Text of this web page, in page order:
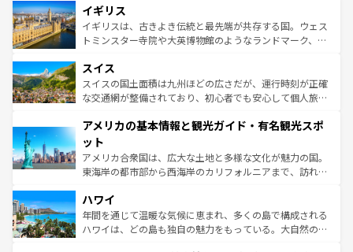
香り高いラベンダー畑など、多彩な楽しみ方が可能だ。さ
らに、パリ以外の地域にも魅力が溢れており、どの街角に
も豊かな歴史と文化が息づいている。パリ以外の個性あふ
を参照してほしい。
顔を持つこの国は、どこを歩いても飽きることがない。ベ
ルリンの文化的活気、バイエルン州のアルプスの絶景、そ
してライン川沿いのワイン畑といった風景は必見。ビール
は、お酒好きな人にはぜひ体験してほしい。 なお、新着の
ドイツ情報はコンテンツ一覧を参照してほしい。
イギリス
イギリスは、古きよき伝統と最先端が共存する国。ウェス
トミンスター寺院や大英博物館のようなランドマーク、歴
リアごとに異なる魅力がある。また、優雅なアフタヌーン
ティー、ビール好きにはたまらない英国パブ、サッカー観
戦など、本場だからこそできる体験も豊富。イギリスを旅
ンツ一覧を参照してほしい。
スイス
スイスの国土面積は九州ほどの広さだが、運行時刻が正確
な交通網が整備されており、初心者でも安心して個人旅行
の建物がそのまま残る町や、スイスならではのユニークな
博物館もあり、アルプス観光だけでなく町歩きも満喫する
ことができる。国民の所得が高いため物価も高いが、旅行
者向けの交通パス提供のサービスもあり、うまく活用すれ
着のスイス情報は
アメリカの基本情報と観光ガイド・有名観光スポ
ット
アメリカ合衆国は、広大な土地と多様な文化が魅力の国。
東海岸の都市部から西海岸のカリフォルニアまで、訪れる
のような巨大都市は、観光、ショッピング、エンターテイ
ンメントが詰まった刺激的なスポットだ。一方、アメリカ
西部には大自然が広がり、グランドキャニオンやイエロー
ハワイ
年間を通じて温暖な気候に恵まれ、多くの島で構成される
ハワイは、どの島も独自の魅力をもっている。大自然の神